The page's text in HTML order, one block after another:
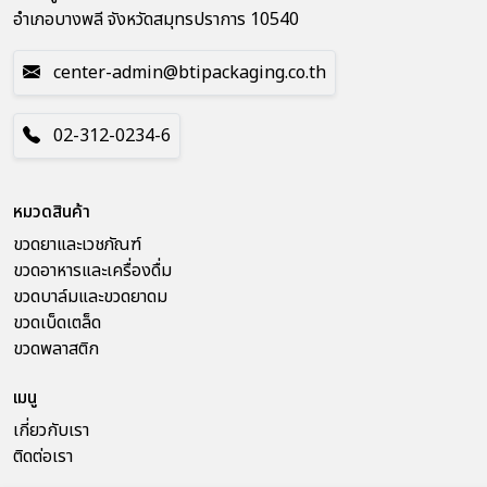
อำเภอบางพลี จังหวัดสมุทรปราการ 10540
center-admin@btipackaging.co.th
02-312-0234-6
หมวดสินค้า
ขวดยาและเวชภัณฑ์
ขวดอาหารและเครื่องดื่ม
ขวดบาล์มและขวดยาดม
ขวดเบ็ดเตล็ด
ขวดพลาสติก
เมนู
เกี่ยวกับเรา
ติดต่อเรา